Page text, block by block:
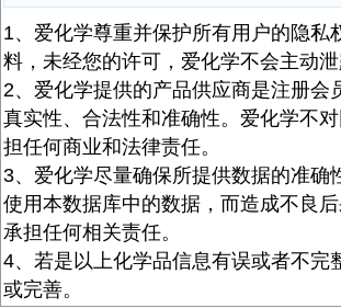
1、爱化学尊重并保护所有用户的隐
料，未经您的许可，爱化学不会主动泄
2、爱化学提供的产品供应商是注册
真实性、合法性和准确性。爱化学不
担任何商业和法律责任。
3、爱化学尽量确保所提供数据的准
使用本数据库中的数据，而造成不良
承担任何相关责任。
4、若是以上化学品信息有误或者不完
或完善。